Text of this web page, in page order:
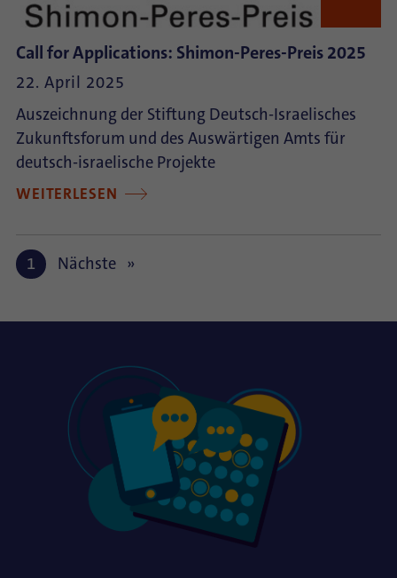
Call for Applications: Shimon-Peres-Preis 2025
22. April 2025
Auszeichnung der Stiftung Deutsch-Israelisches
Zukunftsforum und des Auswärtigen Amts für
deutsch-israelische Projekte
WEITERLESEN
1 Nächste